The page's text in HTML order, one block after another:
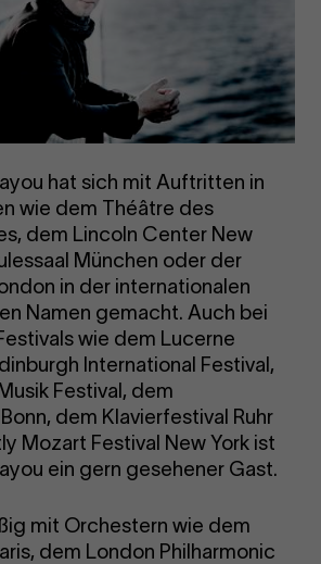
hat sich mit Auftritten in
wie dem Théâtre des
dem Lincoln Center New
München oder der
in der internationalen
Namen gemacht. Auch bei
wie dem Lucerne
International Festival,
Festival, dem
dem Klavierfestival Ruhr
Mozart Festival New York ist
ein gern gesehener Gast.
mit Orchestern wie dem
dem London Philharmonic